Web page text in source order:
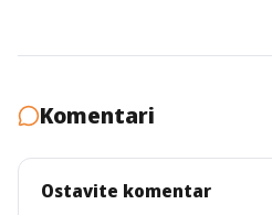
Komentari
Ostavite komentar